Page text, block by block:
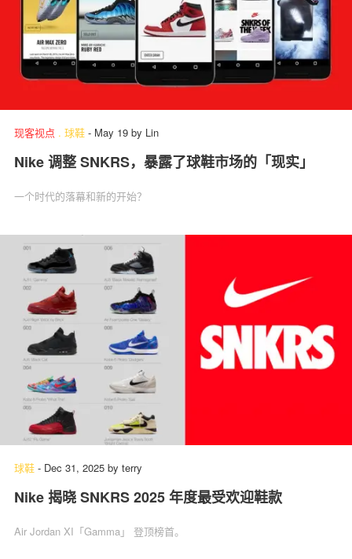
现客视点 . 球鞋 - May 19 by Lin
Nike 调整 SNKRS，暴露了球鞋市场的「现实」
一个时代的落幕和新的开始？
球鞋 - Dec 31, 2025 by terry
Nike 揭晓 SNKRS 2025 年度最受欢迎鞋款
Air Jordan XI「Gamma」 登顶榜首。